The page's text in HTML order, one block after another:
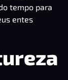
tempo para
entes